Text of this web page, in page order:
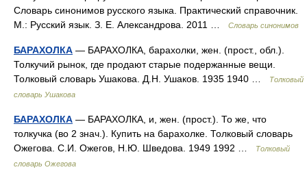
Словарь синонимов русского языка. Практический справочник.
М.: Русский язык. З. Е. Александрова. 2011 …
Словарь синонимов
БАРАХОЛКА — БАРАХОЛКА, барахолки, жен. (прост., обл.).
Толкучий рынок, где продают старые подержанные вещи.
Толковый словарь Ушакова. Д.Н. Ушаков. 1935 1940 …
Толковый
словарь Ушакова
БАРАХОЛКА — БАРАХОЛКА, и, жен. (прост.). То же, что
толкучка (во 2 знач.). Купить на барахолке. Толковый словарь
Ожегова. С.И. Ожегов, Н.Ю. Шведова. 1949 1992 …
Толковый
словарь Ожегова